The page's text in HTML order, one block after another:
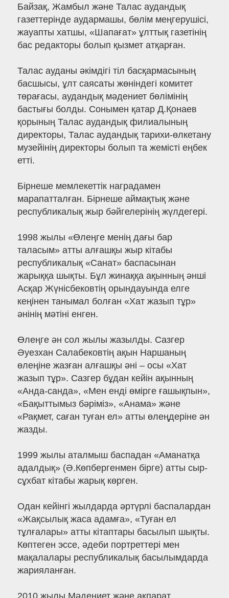
Байзақ, Жамбыл және Талас аудандық
газеттерінде аудармашы, бөлім меңгерушісі,
жауапты хатшы, «Шапағат» ұлттық газетінің
бас редакторы болып қызмет атқарған.
Талас ауданы әкімдігі тіл басқармасының
басшысы, ұлт саясаты жөніндегі комитет
төрағасы, аудандық мәдениет бөлімінің
бастығы болды. Сонымен қатар Д.Қонаев
қорының Талас аудандық филиалының
директоры, Талас аудандық тарихи-өлкетану
музейінің директоры болып та жемісті еңбек
етті.
Бірнеше мемлекеттік наградамен
марапатталған. Бірнеше аймақтық және
республикалық жыр бәйгелерінің жүлдегері.
1998 жылы «Өлеңге менің дағы бар
таласым» атты алғашқы жыр кітабы
республикалық «Санат» баспасынан
жарыққа шықты. Бұл жинаққа ақынның әнші
Асқар Жүнісбековтің орындауында елге
кеңінен танымал болған «Хат жазып тұр»
әнінің мәтіні енген.
Өлеңге ән сол жылы жазылды. Сазгер
Әуезхан Салабековтің ақын Наршаның
өлеңіне жазған алғашқы әні – осы «Хат
жазып тұр». Сазгер бұдан кейін ақынның
«Анда-санда», «Мен енді өмірге ғашықпын»,
«Бақыттымыз бәріміз», «Анама» және
«Рақмет, саған туған ел» атты өлеңдеріне ән
жазды.
1999 жылы аталмыш баспадан «Аманатқа
адалдық» (Ә.Көпбергенмен бірге) атты сыр-
сұхбат кітабы жарық көрген.
Одан кейінгі жылдарда әртүрлі баспалардан
«Жақсылық жаса адамға», «Туған ел
тұлғалары» атты кітаптары басылып шықты.
Көптеген эссе, әдеби портреттері мен
мақалалары республикалық басылымдарда
жарияланған.